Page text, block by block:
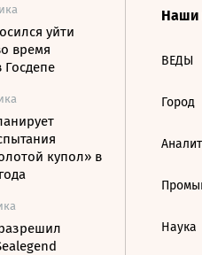
уйти
время
Госдепе
купол» в
Наши
ВЕДЫ
Город
Наука